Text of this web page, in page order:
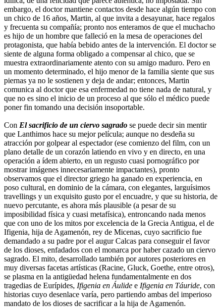
embargo, el doctor mantiene contactos desde hace algún tiempo con
un chico de 16 años, Martin, al que invita a desayunar, hace regalos
y frecuenta su compañía; pronto nos enteramos de que el muchacho
es hijo de un hombre que falleció en la mesa de operaciones del
protagonista, que había bebido antes de la intervención. El doctor se
siente de alguna forma obligado a compensar al chico, que se
muestra extraordinariamente atento con su amigo maduro. Pero en
un momento determinado, el hijo menor de la familia siente que sus
piernas ya no le sostienen y deja de andar; entonces, Martin
comunica al doctor que esa enfermedad no tiene nada de natural, y
que no es sino el inicio de un proceso al que sólo el médico puede
poner fin tomando una decisión insoportable.
Con El sacrificio de un ciervo sagrado se puede decir sin mentir
que Lanthimos hace su mejor película; aunque no desdeña su
atracción por golpear al espectador (ese comienzo del film, con un
plano detalle de un corazón latiendo en vivo y en directo, en una
operación a ídem abierto, en un regusto cuasi pornográfico por
mostrar imágenes innecesariamente impactantes), pronto
observamos que el director griego ha ganado en experiencia, en
poso cultural, en dominio de la cámara, con elegantes, larguísimos
travellings y un exquisito gusto por el encuadre, y que su historia, de
nuevo percutante, es ahora más plausible (a pesar de su
imposibilidad física y cuasi metafísica), entroncando nada menos
que con uno de los mitos por excelencia de la Grecia Antigua, el de
Ifigenia, hija de Agamenón, rey de Micenas, cuyo sacrificio fue
demandado a su padre por el augur Calcas para conseguir el favor
de los dioses, enfadados con el monarca por haber cazado un ciervo
sagrado. El mito, desarrollado también por autores posteriores en
muy diversas facetas artísticas (Racine, Gluck, Goethe, entre otros),
se plasma en la antigüedad helena fundamentalmente en dos
tragedias de Eurípides, Ifigenia en Áulide e Ifigenia en Táuride, con
historias cuyo desenlace varía, pero partiendo ambas del imperioso
mandato de los dioses de sacrificar a la hija de Agamenón.